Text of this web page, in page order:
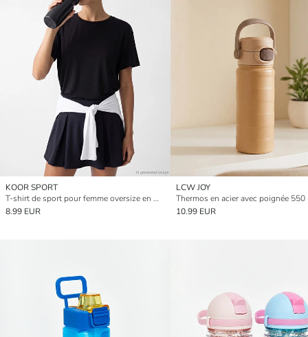
KOOR SPORT
T-shirt de sport pour femme oversize en mélange de modal
8.99 EUR
LCW JOY
Thermos en acier avec poignée 550
10.99 EUR